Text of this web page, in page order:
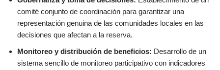
comité conjunto de coordinación para garantizar una
representación genuina de las comunidades locales en las
decisiones que afectan a la reserva.
Monitoreo y distribución de beneficios: Desarrollo de un
sistema sencillo de monitoreo participativo con indicadores